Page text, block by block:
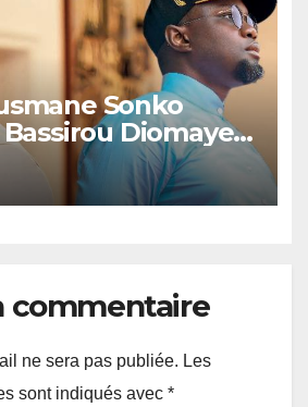
Sonko
Diomaye
date des élections
commentaire
ne sera pas publiée. Les
sont indiqués avec *